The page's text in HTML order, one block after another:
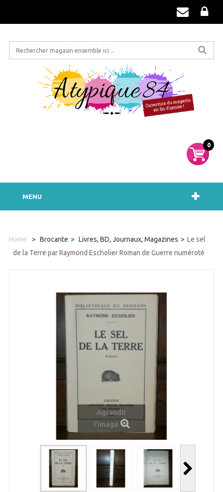
0
MENU
Home > Brocante > Livres, BD, Journaux, Magazines > Le sel
de la Terre par Raymond Escholier Roman de Guerre numéroté
Agrandir
l'image